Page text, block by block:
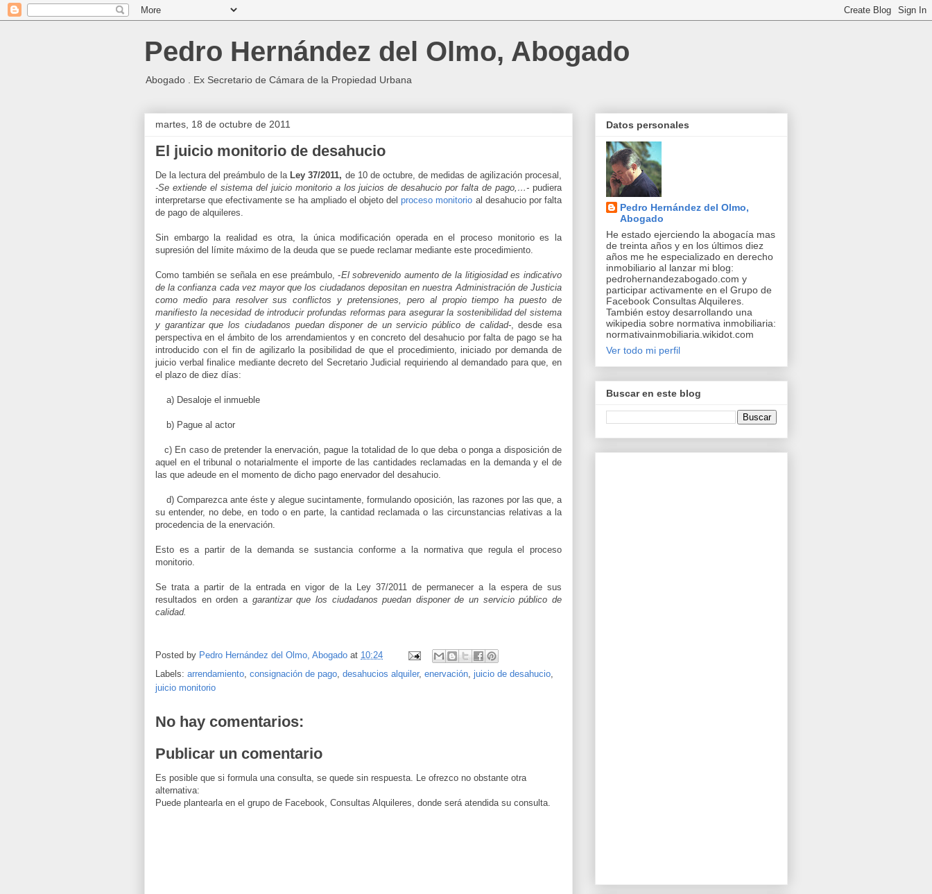
Pedro Hernández del Olmo, Abogado
Abogado . Ex Secretario de Cámara de la Propiedad Urbana
martes, 18 de octubre de 2011
El juicio monitorio de desahucio
De la lectura del preámbulo de laLey 37/2011, de 10 de octubre, de medidas de agilización procesal,
-Se extiende el sistema del juicio monitorio a los juicios de desahucio por falta de pago,…- pudiera
interpretarse que efectivamente se ha ampliado el objeto delproceso monitorio al desahucio por falta
de pago de alquileres.
Sin embargo la realidad es otra, la única modificación operada en el proceso monitorio es la
supresión del límite máximo de la deuda que se puede reclamar mediante este procedimiento.
Como también se señala en ese preámbulo, -El sobrevenido aumento de la litigiosidad es indicativo
de la confianza cada vez mayor que los ciudadanos depositan en nuestra Administración de Justicia
como medio para resolver sus conflictos y pretensiones, pero al propio tiempo ha puesto de
manifiesto la necesidad de introducir profundas reformas para asegurar la sostenibilidad del sistema
y garantizar que los ciudadanos puedan disponer de un servicio público de calidad-, desde esa
perspectiva en el ámbito de los arrendamientos y en concreto del desahucio por falta de pago se ha
introducido con el fin de agilizarlo la posibilidad de que el procedimiento, iniciado por demanda de
juicio verbal finalice mediante decreto del Secretario Judicial requiriendo al demandado para que, en
el plazo de diez días:
a) Desaloje el inmueble
b) Pague al actor
c) En caso de pretender la enervación, pague la totalidad de lo que deba o ponga a disposición de
aquel en el tribunal o notarialmente el importe de las cantidades reclamadas en la demanda y el de
las que adeude en el momento de dicho pago enervador del desahucio.
d) Comparezca ante éste y alegue sucintamente, formulando oposición, las razones por las que, a
su entender, no debe, en todo o en parte, la cantidad reclamada o las circunstancias relativas a la
procedencia de la enervación.
Esto es a partir de la demanda se sustancia conforme a la normativa que regula el proceso
monitorio.
Se trata a partir de la entrada en vigor de la Ley 37/2011 de permanecer a la espera de sus
resultados en orden a garantizar que los ciudadanos puedan disponer de un servicio público de
calidad.
Posted by Pedro Hernández del Olmo, Abogado at 10:24
Labels: arrendamiento, consignación de pago, desahucios alquiler, enervación, juicio de desahucio,
juicio monitorio
No hay comentarios:
Publicar un comentario
Es posible que si formula una consulta, se quede sin respuesta. Le ofrezco no obstante otra
alternativa:
Puede plantearla en el grupo de Facebook, Consultas Alquileres, donde será atendida su consulta.
Datos personales
Pedro Hernández del Olmo,
Abogado
He estado ejerciendo la abogacía mas
de treinta años y en los últimos diez
años me he especializado en derecho
inmobiliario al lanzar mi blog:
pedrohernandezabogado.com y
participar activamente en el Grupo de
Facebook Consultas Alquileres.
También estoy desarrollando una
wikipedia sobre normativa inmobiliaria:
normativainmobiliaria.wikidot.com
Ver todo mi perfil
Buscar en este blog